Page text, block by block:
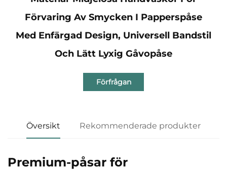
Förvaring Av Smycken I Papperspåse
Med Enfärgad Design, Universell Bandstil
Och Lätt Lyxig Gåvopåse
Förfrågan
Översikt Rekommenderade produkter
Premium-påsar för